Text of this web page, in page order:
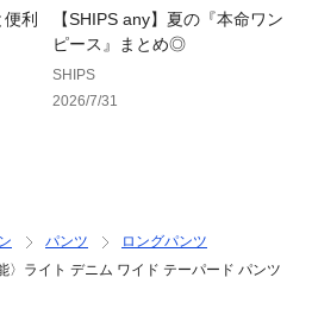
色移りにご注意ください。
徐々に色が脱落します。
ご注意ください。
ンションタグを必ずご確認の上、
。
利
【SHIPS any】夏の『本命ワン
ピース』まとめ◎
SHIPS
2026/7/31
パンツ
ロングパンツ
〉ライト デニム ワイド テーパード パンツ